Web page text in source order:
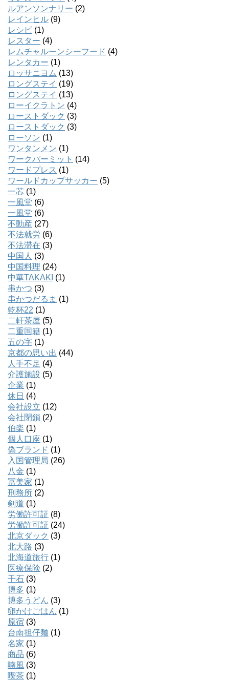
ルアンソンナリー (2)
レインヒル (9)
レシピ (1)
レスター (4)
レムチャルーンシーフード (4)
レンタカー (1)
ロッサニヨム (13)
ロングステイ (19)
ロングステイ (13)
ローイクラトン (4)
ローストダック (3)
ローストダック (3)
ローソン (1)
ワンタンメン (1)
ワークパーミット (14)
ワードプレス (1)
ワールドカップサッカー (5)
一芯 (1)
一風堂 (6)
一風堂 (6)
不動産 (27)
不法就労 (6)
不法滞在 (3)
中国人 (3)
中国料理 (24)
中華TAKAKI (1)
串かつ (3)
串かつだるま (1)
乾杯22 (1)
二軒茶屋 (5)
二重国籍 (1)
五の字 (1)
京都の思い出 (44)
人手不足 (4)
介護施設 (5)
企業 (1)
休日 (4)
会社設立 (12)
会社閉鎖 (2)
伯楽 (1)
個人口座 (1)
偽ブランド (1)
入国管理局 (26)
八金 (1)
冨美家 (1)
刑務所 (2)
剣道 (1)
労働許可証 (8)
労働許可証 (24)
北京ダック (3)
北大路 (3)
北海道旅行 (1)
医療保険 (2)
千石 (3)
博多 (1)
博多うどん (3)
卵かけごはん (1)
原宿 (3)
台南担仔麺 (1)
名家 (1)
商品 (6)
喃風 (3)
喫茶 (1)